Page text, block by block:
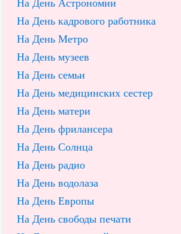
На День Астрономии
На День кадрового работника
На День Метро
На День музеев
На День семьи
На День медицинских сестер
На День матери
На День фрилансера
На День Солнца
На День радио
На День водолаза
На День Европы
На День свободы печати